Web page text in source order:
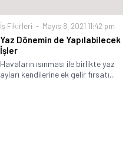
İş Fikirleri Mayıs 8, 2021 11:42 pm
Yaz Dönemin de Yapılabilecek
İşler
Havaların ısınması ile birlikte yaz
ayları kendilerine ek gelir fırsatı...